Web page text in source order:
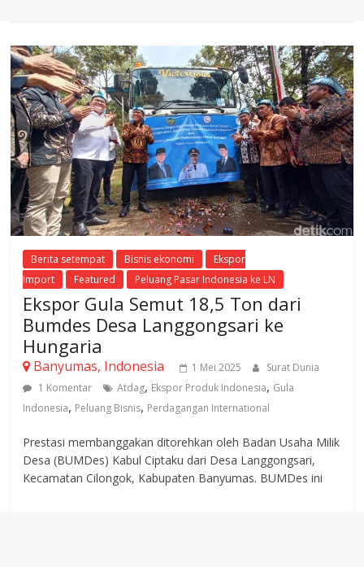
Berita setempat Bisnis ekonomi
Ekspor
Import
Featured Peluang Pasar Indonesia ke LN
Ekspor Gula Semut 18,5 Ton dari
Bumdes Desa Langgongsari ke
Hungaria
Banyumas, Indonesia 1 Mei 2025
Surat Dunia
1 Komentar
Atdag, Ekspor Produk Indonesia, Gula
Indonesia, Peluang Bisnis, Perdagangan International
Prestasi membanggakan ditorehkan oleh Badan Usaha Milik
Desa (BUMDes) Kabul Ciptaku dari Desa Langgongsari,
Kecamatan Cilongok, Kabupaten Banyumas. BUMDes ini